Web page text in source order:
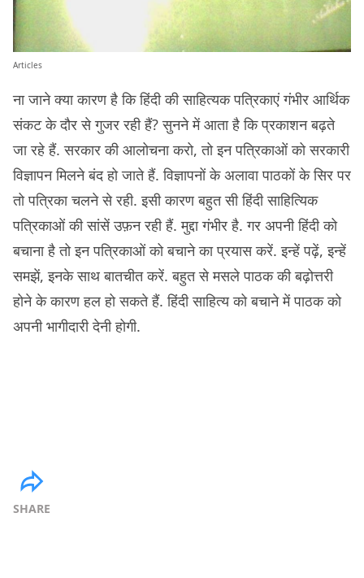
Articles
ना जाने क्या कारण है कि हिंदी की साहित्यक पत्रिकाएं गंभीर आर्थिक
संकट के दौर से गुजर रही हैं? सुनने में आता है कि प्रकाशन बढ़ते
जा रहे हैं. सरकार की आलोचना करो, तो इन पत्रिकाओं को सरकारी
विज्ञापन मिलने बंद हो जाते हैं. विज्ञापनों के अलावा पाठकों के सिर पर
तो पत्रिका चलने से रही. इसी कारण बहुत सी हिंदी साहित्यिक
पत्रिकाओं की सांसें उफ़न रही हैं. मुद्दा गंभीर है. गर अपनी हिंदी को
बचाना है तो इन पत्रिकाओं को बचाने का प्रयास करें. इन्हें पढ़ें, इन्हें
समझें, इनके साथ बातचीत करें. बहुत से मसले पाठक की बढ़ोत्तरी
होने के कारण हल हो सकते हैं. हिंदी साहित्य को बचाने में पाठक को
अपनी भागीदारी देनी होगी.
SHARE